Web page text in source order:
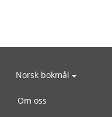
Norsk bokmål
Om oss